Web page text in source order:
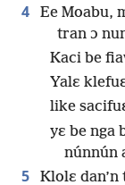
4
Ee Moabu,
tran ɔ
Kaci be
Yalɛ
like
yɛ be nga
núnnún
5
Klolɛ